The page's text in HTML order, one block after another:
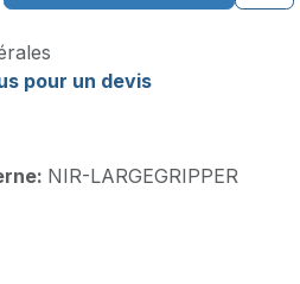
pour un devis
NIR-LARGEGRIPPER